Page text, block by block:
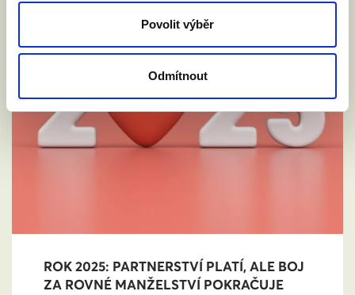
Povolit výběr
Odmítnout
ROK 2025: PARTNERSTVÍ PLATÍ, ALE BOJ
ZA ROVNÉ MANŽELSTVÍ POKRAČUJE